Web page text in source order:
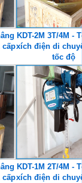
cấp
KDT-2M 3T/4M -
xích điện di
tốc độ
cấp
KDT-1M 2T/4M -
xích điện di